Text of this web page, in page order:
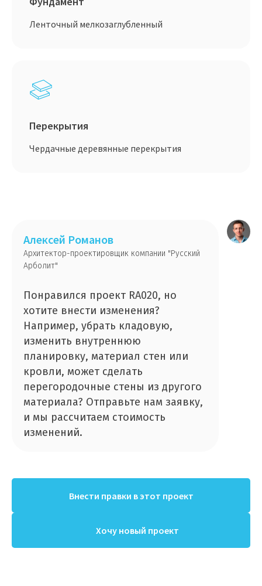
Ленточный мелкозаглубленный
Перекрытия
Чердачные деревянные перекрытия
Алексей Романов
Архитектор-проектировщик компании "Русский
Арболит"
Понравился проект RA020, но
хотите внести изменения?
Например, убрать кладовую,
изменить внутреннюю
планировку, материал стен или
кровли, может сделать
перегородочные стены из другого
материала? Отправьте нам заявку,
и мы рассчитаем стоимость
изменений.
Внести правки в этот проект
Хочу новый проект